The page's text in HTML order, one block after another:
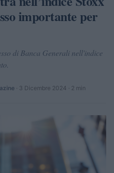
importante per
di Banca Generali nell'indice
· 3 Dicembre 2024 · 2 min